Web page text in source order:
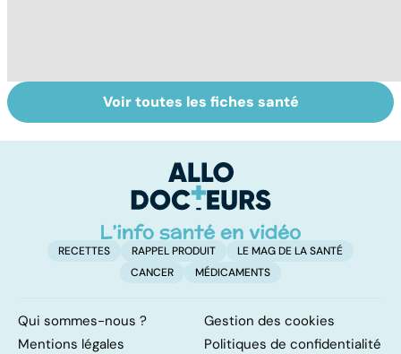
La tuberculose
pulmonaire
Myopathie de
Duchenne : la
l'enfant la plus
fréquente
Voir toutes les fiches santé
RECETTES RAPPEL PRODUIT
LE MAG DE LA SANTÉ
CANCER
MÉDICAMENTS
Qui sommes-nous ?
Gestion des cookies
Mentions légales
Politiques de confidentialité